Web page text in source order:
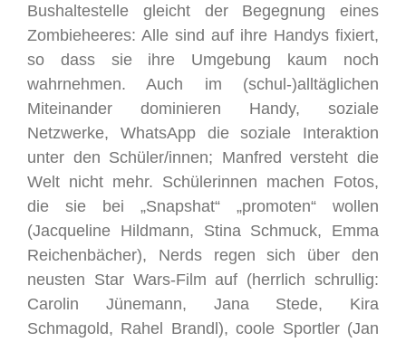
Bushaltestelle gleicht der Begegnung eines
Zombieheeres: Alle sind auf ihre Handys fixiert,
so dass sie ihre Umgebung kaum noch
wahrnehmen. Auch im (schul-)alltäglichen
Miteinander dominieren Handy, soziale
Netzwerke, WhatsApp die soziale Interaktion
unter den Schüler/innen; Manfred versteht die
Welt nicht mehr. Schülerinnen machen Fotos,
die sie bei „Snapshat“ „promoten“ wollen
(Jacqueline Hildmann, Stina Schmuck, Emma
Reichenbächer), Nerds regen sich über den
neusten Star Wars-Film auf (herrlich schrullig:
Carolin Jünemann, Jana Stede, Kira
Schmagold, Rahel Brandl), coole Sportler (Jan